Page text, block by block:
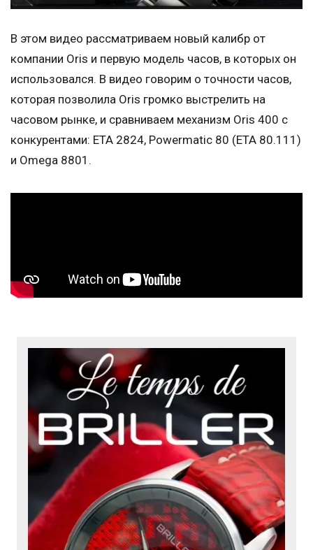
В этом видео рассматриваем новый калибр от
компании Oris и первую модель часов, в которых он
использовался. В видео говорим о точности часов,
которая позволила Oris громко выстрелить на
часовом рынке, и сравниваем механизм Oris 400 с
конкурентами: ETA 2824, Powermatic 80 (ETA 80.111)
и Omega 8801.